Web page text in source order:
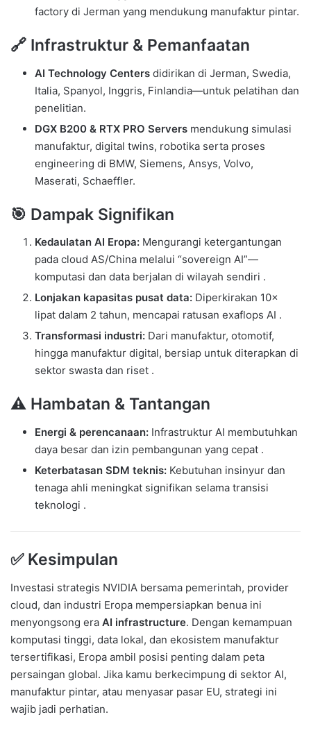
factory di Jerman yang mendukung manufaktur pintar.
🔗 Infrastruktur & Pemanfaatan
AI Technology Centers didirikan di Jerman, Swedia,
Italia, Spanyol, Inggris, Finlandia—untuk pelatihan dan
penelitian.
DGX B200 & RTX PRO Servers mendukung simulasi
manufaktur, digital twins, robotika serta proses
engineering di BMW, Siemens, Ansys, Vol­vo,
Maserati, Schaeffler.
🎯 Dampak Signifikan
Kedaulatan AI Eropa: Mengurangi ketergantungan
pada cloud AS/China melalui “sovereign AI”—
komputasi dan data berjalan di wilayah sendiri .
Lonjakan kapasitas pusat data: Diperkirakan 10×
lipat dalam 2 tahun, mencapai ratusan exaflops AI .
Transformasi industri: Dari manufaktur, otomotif,
hingga manufaktur digital, bersiap untuk diterapkan di
sektor swasta dan riset .
⚠️ Hambatan & Tantangan
Energi & perencanaan: Infrastruktur AI membutuhkan
daya besar dan izin pembangunan yang cepat .
Keterbatasan SDM teknis: Kebutuhan insinyur dan
tenaga ahli meningkat signifikan selama transisi
teknologi .
✅ Kesimpulan
Investasi strategis NVIDIA bersama pemerintah, provider
cloud, dan industri Eropa mempersiapkan benua ini
menyongsong era AI infrastructure. Dengan kemampuan
komputasi tinggi, data lokal, dan ekosistem manufaktur
tersertifikasi, Eropa ambil posisi penting dalam peta
persaingan global. Jika kamu berkecimpung di sektor AI,
manufaktur pintar, atau menyasar pasar EU, strategi ini
wajib jadi perhatian.